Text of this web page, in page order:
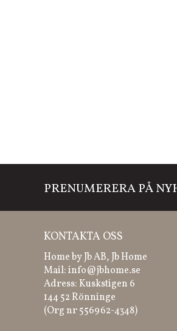
PRENUMERERA PÅ
KONTAKTA OSS
Home by Jb AB, Jb Home
Mail:info@jbhome.se
Adress: Kuskstigen 6
144 52 Rönninge
(Org nr 556962-4348)